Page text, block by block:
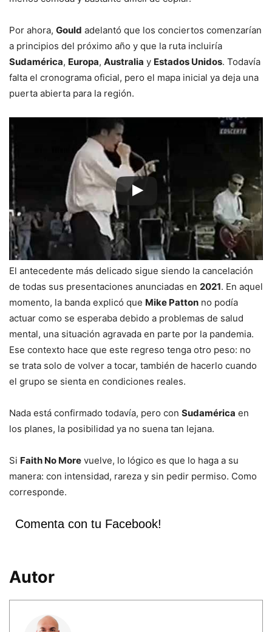
Por ahora, Gould adelantó que los conciertos comenzarían
a principios del próximo año y que la ruta incluiría
Sudamérica, Europa, Australia y Estados Unidos. Todavía
falta el cronograma oficial, pero el mapa inicial ya deja una
puerta abierta para la región.
El antecedente más delicado sigue siendo la cancelación
de todas sus presentaciones anunciadas en 2021. En aquel
momento, la banda explicó que Mike Patton no podía
actuar como se esperaba debido a problemas de salud
mental, una situación agravada en parte por la pandemia.
Ese contexto hace que este regreso tenga otro peso: no
se trata solo de volver a tocar, también de hacerlo cuando
el grupo se sienta en condiciones reales.
Nada está confirmado todavía, pero con Sudamérica en
los planes, la posibilidad ya no suena tan lejana.
Si Faith No More vuelve, lo lógico es que lo haga a su
manera: con intensidad, rareza y sin pedir permiso. Como
corresponde.
Comenta con tu Facebook!
Autor